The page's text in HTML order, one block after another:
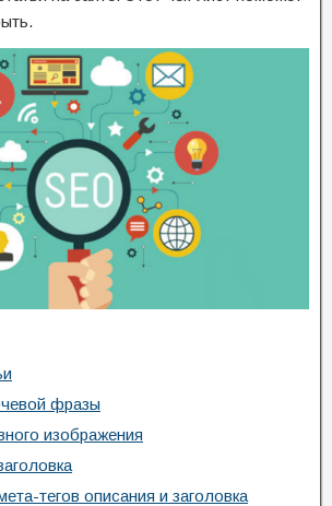
фразы
изображения
тегов описания и заголовка